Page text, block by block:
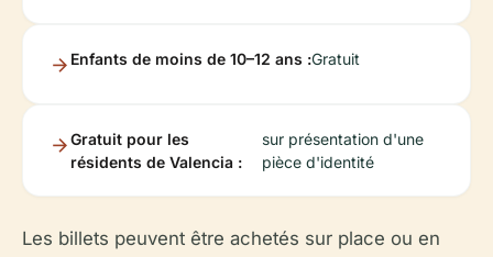
Enfants de moins de 10–12 ans :Gratuit
Gratuit pour les
résidents de Valencia :
sur présentation d'une
pièce d'identité
Les billets peuvent être achetés sur place ou en